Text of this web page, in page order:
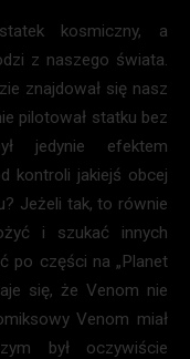
kosmiczny, a
z naszego świata.
znajdował się nasz
pilotował statku bez
jedynie efektem
kontroli jakiejś obcej
Jeżeli tak, to równie
i szukać innych
po części na „Planet
się, że Venom nie
Venom miał
był oczywiście